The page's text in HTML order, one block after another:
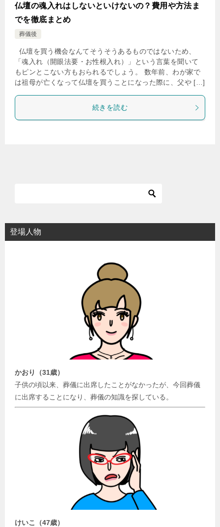
仏壇の魂入れはしないといけないの？費用や方法ま
でを徹底まとめ
葬儀後
仏壇を買う機会なんてそうそうあるものではないため、
「魂入れ（開眼法要・お性根入れ）」という言葉を聞いて
もピンとこない方もおられるでしょう。 数年前、わが家で
は祖母が亡くなって仏壇を買うことになった際に、父や […]
続きを読む
登場人物
かおり（31歳）
子供の頃以来、葬儀に出席したことがなかったが、今回葬儀
に出席することになり、葬儀の知識を探している。
けいこ（47歳）